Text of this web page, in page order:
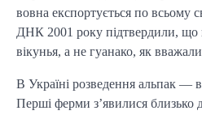
вовна експортується по всьому
ДНК 2001 року підтвердили, що
вікунья, а не гуанако, як
В Україні розведення альпак —
Перші ферми з’явилися близько